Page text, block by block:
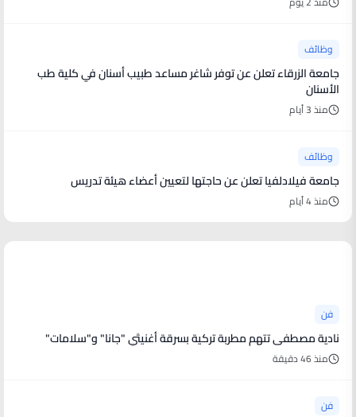
وظائف
جامعة الزرقاء تعلن عن توفر شاغر مساعد طبيب أسنان في كلية طب
الأسنان
منذ 3 أيام
وظائف
جامعة فيلادلفيا تعلن عن حاجتها لتعيين أعضاء هيئة تدريس
منذ 4 أيام
فن
نادية مصطفى تتهم مطربة تركية بسرقة أغنيتَي "جانا" و"سلامات"
منذ 46 دقيقة
فن